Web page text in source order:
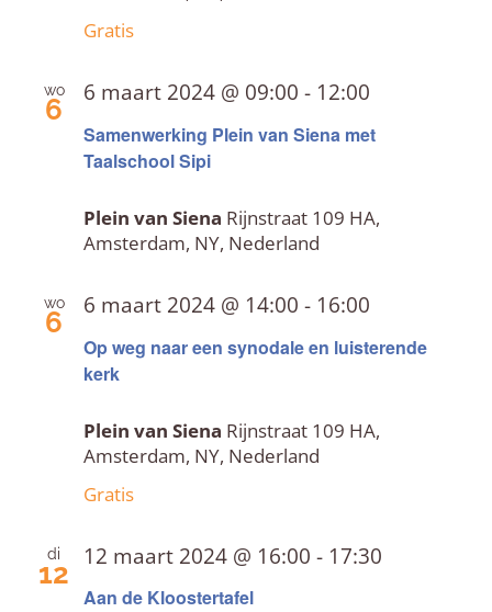
Gratis
wo
6
Samenwerking Plein van Siena met
Taalschool Sipi
6 maart 2024 @ 09:00 - 12:00
Plein van Siena Rijnstraat 109 HA,
Amsterdam, NY, Nederland
wo
6
Op weg naar een synodale en luisterende
kerk
6 maart 2024 @ 14:00 - 16:00
Plein van Siena Rijnstraat 109 HA,
Amsterdam, NY, Nederland
Gratis
di
12
Aan de Kloostertafel
12 maart 2024 @ 16:00 - 17:30